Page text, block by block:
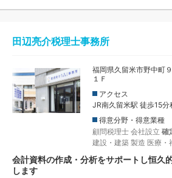
田辺亮介税理士事務所
福岡県久留米市野中町
１Ｆ
アクセス
JR南久留米駅 徒歩15分
得意分野・得意業種
顧問税理士 会社設立 確
建設・建築 製造 医療・
会計資料の作成・分析をサポートし恒久
します